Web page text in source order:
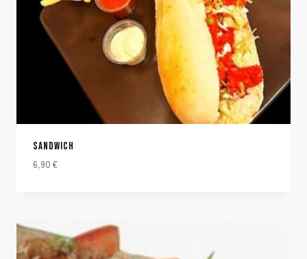
SANDWICH
6,90 €